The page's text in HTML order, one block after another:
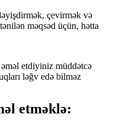
çevirmək və
məqsəd üçün, hətta
etdiyiniz müddətcə
ləğv edə bilməz
etməklə: